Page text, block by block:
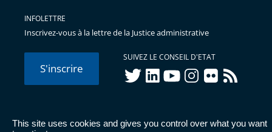
This site uses cookies and gives you control over what you want
INFOLETTRE
Inscrivez-vous à la lettre de la Justice administrative
S'inscrire
SUIVEZ LE CONSEIL D'ETAT
twitterlinkedInyoutubeinstagram
flickr rss